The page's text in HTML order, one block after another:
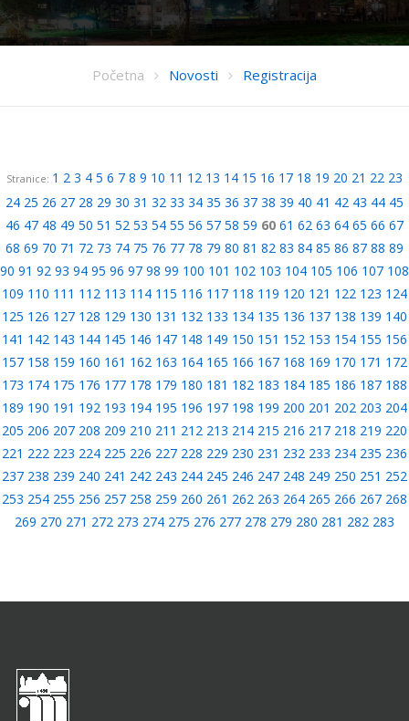
Početna Novosti Registracija
Stranice: 1 2 3 4 5 6 7 8 9 10 11 12 13 14 15 16 17 18 19 20 21 22 23
24 25 26 27 28 29 30 31 32 33 34 35 36 37 38 39 40 41 42 43 44 45
46 47 48 49 50 51 52 53 54 55 56 57 58 59 60 61 62 63 64 65 66 67
68 69 70 71 72 73 74 75 76 77 78 79 80 81 82 83 84 85 86 87 88 89
90 91 92 93 94 95 96 97 98 99 100 101 102 103 104 105 106 107 108
109 110 111 112 113 114 115 116 117 118 119 120 121 122 123 124
125 126 127 128 129 130 131 132 133 134 135 136 137 138 139 140
141 142 143 144 145 146 147 148 149 150 151 152 153 154 155 156
157 158 159 160 161 162 163 164 165 166 167 168 169 170 171 172
173 174 175 176 177 178 179 180 181 182 183 184 185 186 187 188
189 190 191 192 193 194 195 196 197 198 199 200 201 202 203 204
205 206 207 208 209 210 211 212 213 214 215 216 217 218 219 220
221 222 223 224 225 226 227 228 229 230 231 232 233 234 235 236
237 238 239 240 241 242 243 244 245 246 247 248 249 250 251 252
253 254 255 256 257 258 259 260 261 262 263 264 265 266 267 268
269 270 271 272 273 274 275 276 277 278 279 280 281 282 283